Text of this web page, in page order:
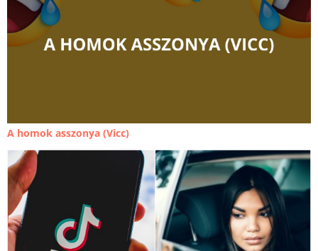
A homok asszonya (Vicc)